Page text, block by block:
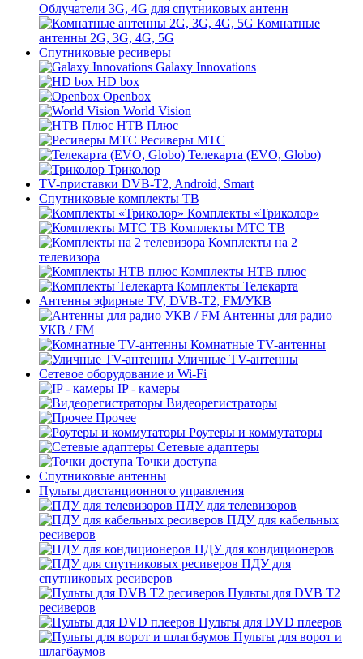
Облучатели 3G, 4G для спутниковых антенн
Комнатные
антенны 2G, 3G, 4G, 5G
Спутниковые ресиверы
Galaxy Innovations
HD box
Openbox
World Vision
НТВ Плюс
Ресиверы МТС
Телекарта (EVO, Globo)
Триколор
TV-приставки DVB-T2, Android, Smart
Спутниковые комплекты ТВ
Комплекты «Триколор»
Комплекты МТС ТВ
Комплекты на 2
телевизора
Комплекты НТВ плюс
Комплекты Телекарта
Антенны эфирные TV, DVB-T2, FM/УКВ
Антенны для радио
УКВ / FM
Комнатные TV-антенны
Уличные TV-антенны
Сетевое оборудование и Wi-Fi
IP - камеры
Видеорегистраторы
Прочее
Роутеры и коммутаторы
Сетевые адаптеры
Точки доступа
Спутниковые антенны
Пульты дистанционного управления
ПДУ для телевизоров
ПДУ для кабельных
ресиверов
ПДУ для кондиционеров
ПДУ для
спутниковых ресиверов
Пульты для DVB T2
ресиверов
Пульты для DVD плееров
Пульты для ворот и
шлагбаумов